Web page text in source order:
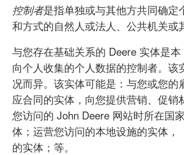
控制者是指单独或与其他方共同确定
和方式的自然人或法人、公共机关或
与您存在基础关系的 Deere 实体是
向个人收集的个人数据的控制者。该
况而异。该实体可能是：与您或您的
应合同的实体，向您提供营销、促销
您访问的 John Deere 网站时所在国
体；运营您访问的本地设施的实体，
的实体；等。